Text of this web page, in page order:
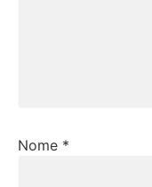
Nome *